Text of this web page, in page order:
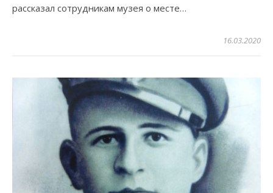
рассказал сотрудникам музея о месте…
16.03.2020